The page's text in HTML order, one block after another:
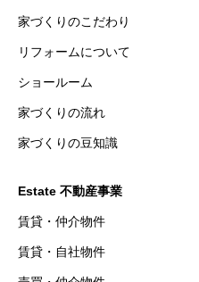
家づくりのこだわり
リフォームについて
ショールーム
家づくりの流れ
家づくりの豆知識
Estate 不動産事業
賃貸・仲介物件
賃貸・自社物件